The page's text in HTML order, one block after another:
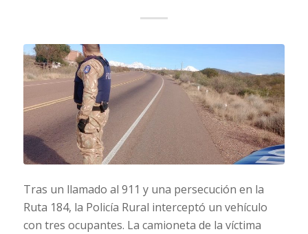
Tras un llamado al 911 y una persecución en la
Ruta 184, la Policía Rural interceptó un vehículo
con tres ocupantes. La camioneta de la víctima